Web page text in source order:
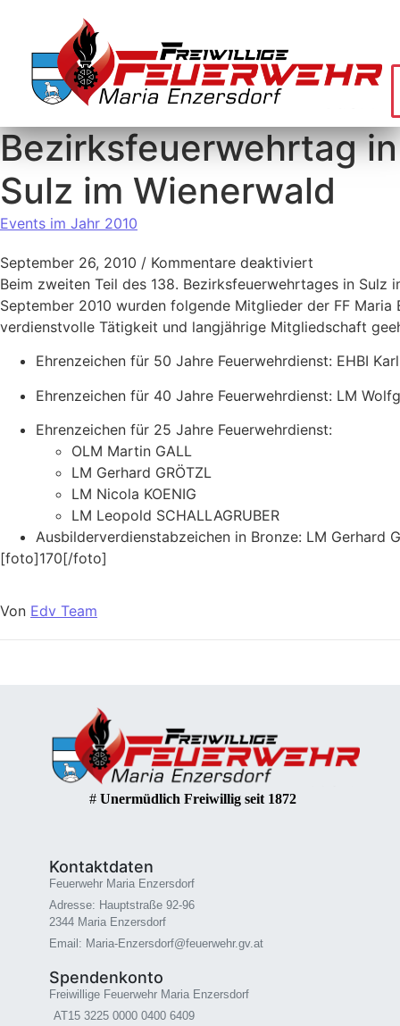
Bezirksfeuerwehrtag in
Sulz im Wienerwald
Events im Jahr 2010
September 26, 2010 / Kommentare deaktiviert
Beim zweiten Teil des 138. Bezirksfeuerwehrtages in Sulz
September 2010 wurden folgende Mitglieder der FF Maria
verdienstvolle Tätigkeit und langjährige Mitgliedschaft
Ehrenzeichen für 50 Jahre Feuerwehrdienst: EHBI Karl
Ehrenzeichen für 40 Jahre Feuerwehrdienst: LM
Ehrenzeichen für 25 Jahre Feuerwehrdienst:
OLM Martin GALL
LM Gerhard GRÖTZL
LM Nicola KOENIG
LM Leopold SCHALLAGRUBER
Ausbilderverdienstabzeichen in Bronze: LM Gerhard
[foto]170[/foto]
Von Edv Team
# Unermüdlich Freiwillig seit 1872
Kontaktdaten
Feuerwehr Maria Enzersdorf
Adresse: Hauptstraße 92-96
2344 Maria Enzersdorf
Email: Maria-Enzersdorf@feuerwehr.gv.at
Spendenkonto
Freiwillige Feuerwehr Maria Enzersdorf
AT15 3225 0000 0400 6409